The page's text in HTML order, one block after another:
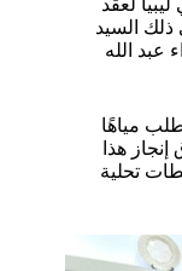
لعقد
ذلك السيد
عبد الله
مياهًا
إنجاز هذا
تحلية